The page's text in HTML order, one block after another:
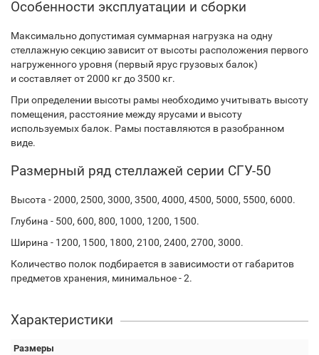
Особенности эксплуатации и сборки
Максимально допустимая суммарная нагрузка на одну
стеллажную секцию зависит от высоты расположения первого
нагруженного уровня (первый ярус грузовых балок)
и составляет от 2000 кг до 3500 кг.
При определении высоты рамы необходимо учитывать высоту
помещения, расстояние между ярусами и высоту
используемых балок. Рамы поставляются в разобранном
виде.
Размерный ряд стеллажей серии СГУ-50
Высота - 2000, 2500, 3000, 3500, 4000, 4500, 5000, 5500, 6000.
Глубина - 500, 600, 800, 1000, 1200, 1500.
Ширина - 1200, 1500, 1800, 2100, 2400, 2700, 3000.
Количество полок подбирается в зависимости от габаритов
предметов хранения, минимальное - 2.
Характеристики
Размеры